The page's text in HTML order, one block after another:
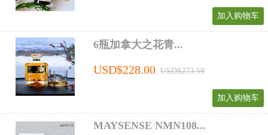
加入购物车
6瓶加拿大之花青...
USD$228.00 USD$273.59
加入购物车
MAYSENSE NMN108...